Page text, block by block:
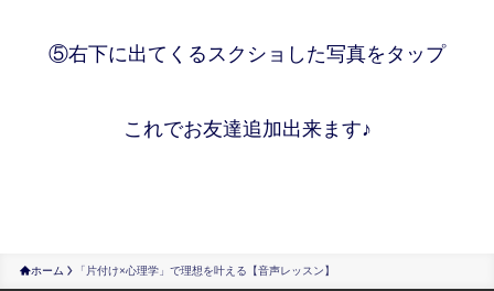
⑤右下に出てくるスクショした写真をタップ
これでお友達追加出来ます♪
ホーム 「片付け×心理学」で理想を叶える【音声レッスン】